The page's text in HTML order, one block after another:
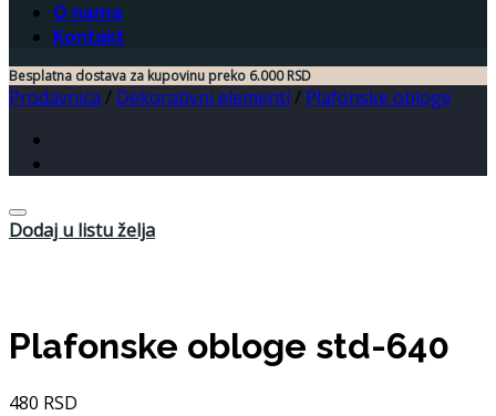
O nama
Kontakt
Besplatna dostava za kupovinu preko 6.000 RSD
Prodavnica / Dekorativni elementi / Plafonske obloge
Dodaj u listu želja
Plafonske obloge std-640
480 RSD